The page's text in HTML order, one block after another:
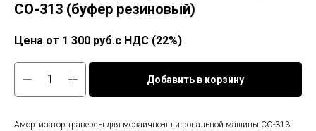
СО-313 (буфер резиновый)
1 300 руб.с НДС (22%)
Добавить в корзину
Амортизатор траверсы для мозаично-шлифовальной машины СО-313